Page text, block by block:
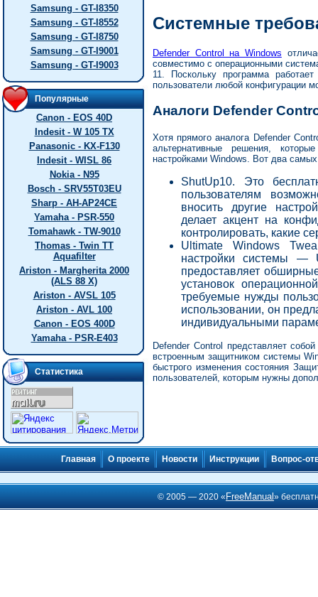
Samsung - GT-I8350
Samsung - GT-I8552
Samsung - GT-I8750
Samsung - GT-I9001
Samsung - GT-I9003
Популярные
Canon - EOS 40D
Indesit - W 105 TX
Panasonic - KX-F130
Indesit - WISL 86
Nokia - N95
Bosch - SRV55T03EU
Sharp - AH-AP24CE
Yamaha - PSR-550
Tomahawk - TW-9010
Thomas - Twin TT
Aquafilter
Ariston - Margherita 2000
(ALS 88 X)
Ariston - AVSL 105
Ariston - AVL 100
Canon - EOS 400D
Yamaha - PSR-E403
Статистика
Системные
Defender Control на Windows
совместимо с операционными
11. Поскольку программа
пользователи любой конфигурации
Аналоги Defender
Хотя прямого аналога Defender
альтернативные решения,
настройками Windows. Вот два
ShutUp10. Это
пользователям
вносить другие
делает акцент на
контролировать, какие
Ultimate Windows
настройки системы —
предоставляет
установок
требуемые нужды
использовании, он
индивидуальными
Defender Control представляет
встроенным защитником системы
быстрого изменения состояния
пользователей, которым нужны
Главная О проекте Новости Инструкции Вопрос-
© 2005 — 2020 « FreeManual»